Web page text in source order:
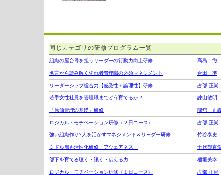
同じカテゴリの研修プログラム一覧
組織の屋台骨を担うリーダーの行動力向上研修 高島 徹
名言から読み解く切れ者管理職の必須マネジメント 合田 準
リーダーシップ総合力【感受性＋論理性】研修 占部 正尚
若手女性社員を管理職までどう育てるか？ 諌山敏明
「原価管理の基礎」研修 間舘 正
ロジカル・モチベーション研修（２日コース） 占部 正尚
強い組織作り?人を活かすマネジメント＆リーダー研修 竹谷泰史
ミドル層再活性化研修「アウェアネス」 千代鶴直
部下を育てる聴く・訊く・伝える力 稲垣美幸
ロジカル・モチベーション研修（１日コース） 占部 正尚